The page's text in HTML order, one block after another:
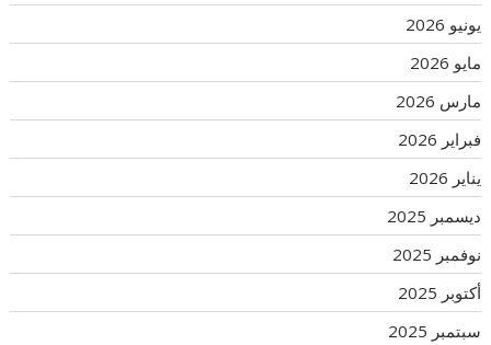
يونيو 2026
مايو 2026
مارس 2026
فبراير 2026
يناير 2026
ديسمبر 2025
نوفمبر 2025
أكتوبر 2025
سبتمبر 2025